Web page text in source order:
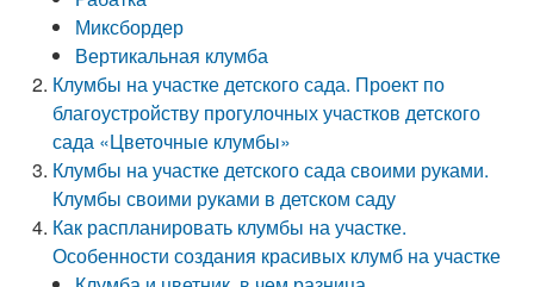
Миксбордер
Вертикальная клумба
Клумбы на участке детского сада. Проект по
благоустройству прогулочных участков детского
сада «Цветочные клумбы»
Клумбы на участке детского сада своими руками.
Клумбы своими руками в детском саду
Как распланировать клумбы на участке.
Особенности создания красивых клумб на участке